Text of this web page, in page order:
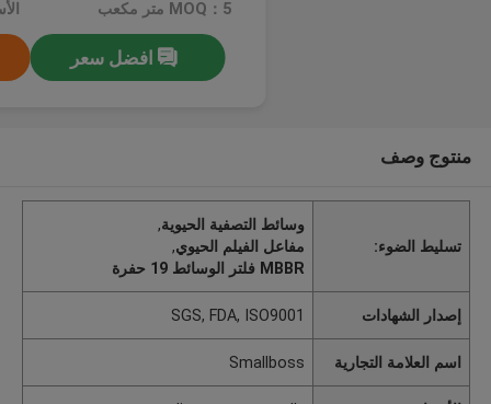
MOQ：5 متر مكعب
افضل سعر
منتوج وصف
تسليط الضوء:
وسائط التصفية الحيوية,
مفاعل الفيلم الحيوي,
MBBR فلتر الوسائط 19 حفرة
إصدار الشهادات SGS, FDA, ISO9001
اسم العلامة التجارية Smallboss